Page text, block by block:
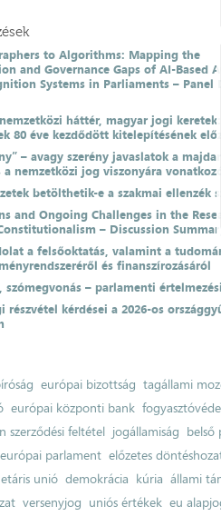
to Algorithms: Mapping the
and Governance Gaps of AI-Based
Systems in Parliaments – Panel
háttér, magyar jogi
80 éve kezdődött kitelepítésének
– avagy szerény javaslatok a
nemzetközi jog viszonyára
betölthetik-e a szakmai ellenzék
and Ongoing Challenges in the
– Discussion
a felsőoktatás, valamint a
és finanszírozásáról
szómegvonás – parlamenti
részvétel kérdései a 2026-os
európai bizottság tagállami
európai központi bank
szerződési feltétel jogállamiság belső
európai parlament előzetes
unió demokrácia kúria állami
versenyjog uniós értékek eu